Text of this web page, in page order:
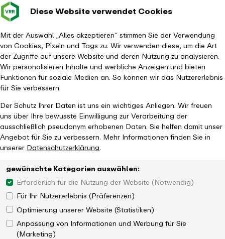
Diese Website verwendet Cookies
Mit der Auswahl „Alles akzeptieren“ stimmen Sie der Verwendung
von Cookies, Pixeln und Tags zu. Wir verwenden diese, um die Art
der Zugriffe auf unsere Website und deren Nutzung zu analysieren.
Wir personalisieren Inhalte und werbliche Anzeigen und bieten
Funktionen für soziale Medien an. So können wir das Nutzererlebnis
für Sie verbessern.
Der Schutz Ihrer Daten ist uns ein wichtiges Anliegen. Wir freuen
uns über Ihre bewusste Einwilligung zur Verarbeitung der
ausschließlich pseudonym erhobenen Daten. Sie helfen damit unser
Angebot für Sie zu verbessern. Mehr Informationen finden Sie in
unsererDatenschutzerklärung.
gewünschte Kategorien auswählen:
Erforderlich für die Nutzung der Website (Notwendig)
Für Ihr Nutzererlebnis (Präferenzen)
Optimierung unserer Website (Statistiken)
Anpassung von Informationen und Werbung für Sie
(Marketing)
Verkehrsverbund Baustellen im
Leichte
Startseite Aktuelles
Magazin
Unterwegs mit dem VRR-Profitester: Im Einsatz für eine bessere
Qualität